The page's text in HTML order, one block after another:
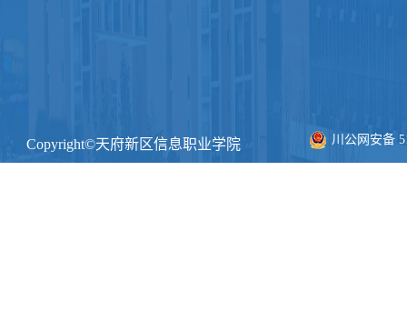
Copyright©天府新区信息职业学院 川公网安备